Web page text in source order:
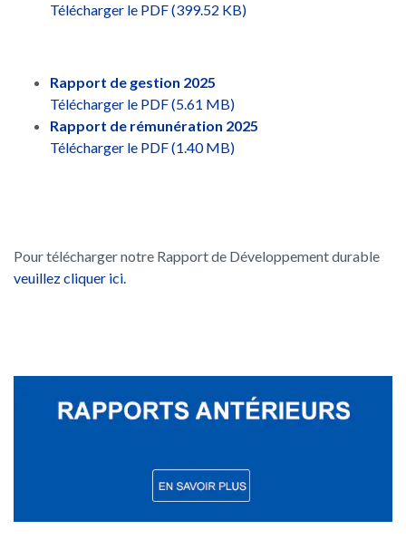
Télécharger le PDF (399.52 KB)
Rapport de gestion 2025
Télécharger le PDF (5.61 MB)
Rapport de rémunération 2025
Télécharger le PDF (1.40 MB)
Pour télécharger notre Rapport de Développement durable
veuillez cliquer ici.